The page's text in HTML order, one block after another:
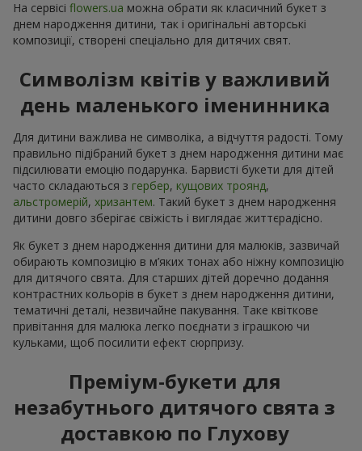
На сервісі flowers.ua можна обрати як класичний букет з
днем народження дитини, так і оригінальні авторські
композиції, створені спеціально для дитячих свят.
Символізм квітів у важливий
день маленького іменинника
Для дитини важлива не символіка, а відчуття радості. Тому
правильно підібраний букет з днем народження дитини має
підсилювати емоцію подарунка. Барвисті букети для дітей
часто складаються з гербер, кущових троянд,
альстромерій, хризантем. Такий букет з днем народження
дитини довго зберігає свіжість і виглядає життєрадісно.
Як букет з днем народження дитини для малюків, зазвичай
обирають композицію в м’яких тонах або ніжну композицію
для дитячого свята. Для старших дітей доречно додання
контрастних кольорів в букет з днем народження дитини,
тематичні деталі, незвичайне пакування. Таке квіткове
привітання для малюка легко поєднати з іграшкою чи
кульками, щоб посилити ефект сюрпризу.
Преміум-букети для
незабутнього дитячого свята з
доставкою по Глухову